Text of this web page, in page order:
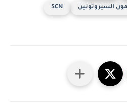
السيروتونين SCN